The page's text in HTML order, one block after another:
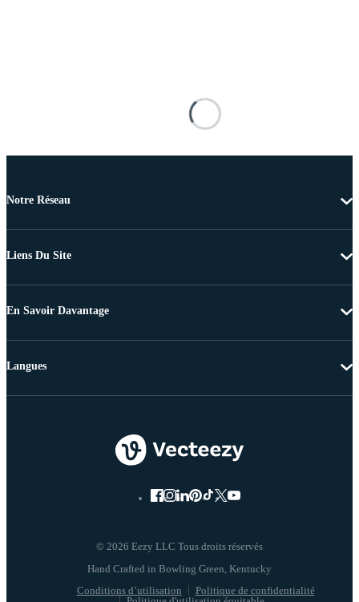
Notre Réseau
Liens Du Site
En Savoir Davantage
© 2026 Eezy LLC Tous droits réservés
Conditions d’utilisation
Politique de confidentialité
Langues